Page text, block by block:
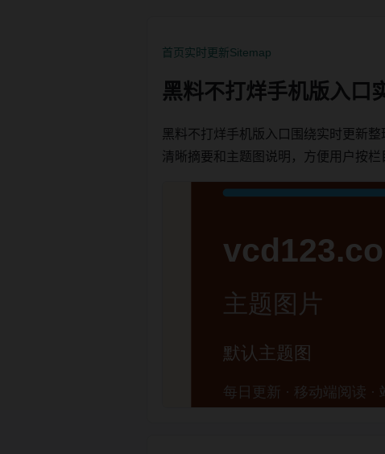
首页实时更新Sitemap
黑料不打烊手机版入口
黑料不打烊手机版入口围绕实时更新
清晰摘要和主题图说明，方便用户按